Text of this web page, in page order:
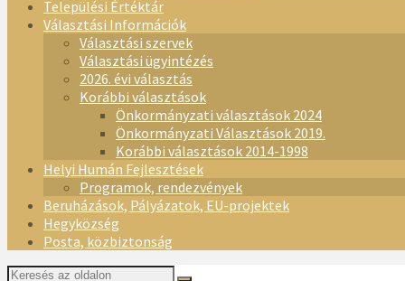
Települési Értéktár
Választási Információk
Választási szervek
Választási ügyintézés
2026. évi választás
Korábbi választások
Önkormányzati választások 2024
Önkormányzati Választások 2019.
Korábbi választások 2014-1998
Helyi Humán Fejlesztések
Programok, rendezvények
Beruházások, Pályázatok, EU-projektek
Hegyközség
Posta, közbiztonság